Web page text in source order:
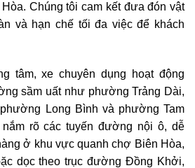
Chúng tôi cam kết đưa đón vật
và hạn chế tối đa việc để khách
tâm, xe chuyên dụng hoạt động
sầm uất như phường Trảng Dài,
Long Bình và phường Tam
rõ các tuyến đường nội ô, dễ
ở khu vực quanh chợ Biên Hòa,
dọc theo trục đường Đồng Khởi,